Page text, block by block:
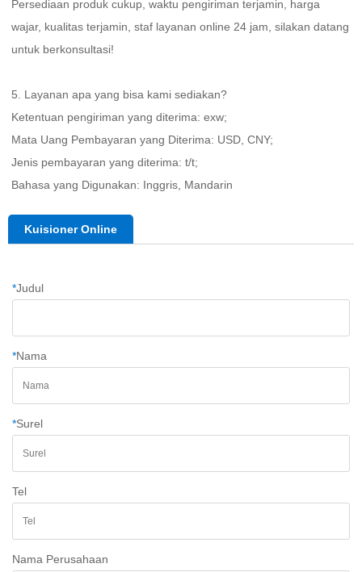
Persediaan produk cukup, waktu pengiriman terjamin, harga
wajar, kualitas terjamin, staf layanan online 24 jam, silakan datang
untuk berkonsultasi!
5. Layanan apa yang bisa kami sediakan?
Ketentuan pengiriman yang diterima: exw;
Mata Uang Pembayaran yang Diterima: USD, CNY;
Jenis pembayaran yang diterima: t/t;
Bahasa yang Digunakan: Inggris, Mandarin
Kuisioner Online
*Judul
*Nama
*Surel
Tel
Nama Perusahaan